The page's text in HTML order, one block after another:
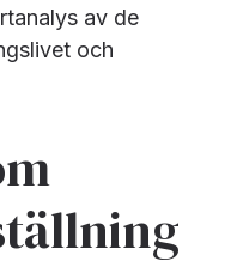
av de
och